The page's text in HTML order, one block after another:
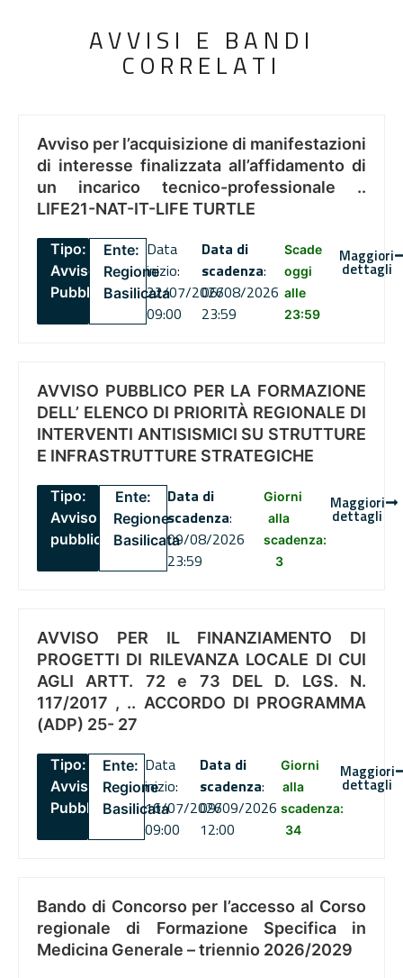
AVVISI E BANDI
CORRELATI
Avviso per l’acquisizione di manifestazioni
di interesse finalizzata all’affidamento di
un incarico tecnico-professionale ..
LIFE21-NAT-IT-LIFE TURTLE
Tipo:
Avviso
Pubblico
Ente:
Regione
Basilicata
Data
inizio:
22/07/2026
09:00
Data di
scadenza:
06/08/2026
23:59
Scade
oggi
alle
23:59
Maggiori
dettagli
AVVISO PUBBLICO PER LA FORMAZIONE
DELL’ ELENCO DI PRIORITÀ REGIONALE DI
INTERVENTI ANTISISMICI SU STRUTTURE
E INFRASTRUTTURE STRATEGICHE
Tipo:
Avviso
pubblico
Ente:
Regione
Basilicata
Data di
scadenza:
09/08/2026
23:59
Giorni
alla
scadenza:
3
Maggiori
dettagli
AVVISO PER IL FINANZIAMENTO DI
PROGETTI DI RILEVANZA LOCALE DI CUI
AGLI ARTT. 72 e 73 DEL D. LGS. N.
117/2017 , .. ACCORDO DI PROGRAMMA
(ADP) 25- 27
Tipo:
Avviso
Pubblico
Ente:
Regione
Basilicata
Data
inizio:
16/07/2026
09:00
Data di
scadenza:
09/09/2026
12:00
Giorni
alla
scadenza:
34
Maggiori
dettagli
Bando di Concorso per l’accesso al Corso
regionale di Formazione Specifica in
Medicina Generale – triennio 2026/2029